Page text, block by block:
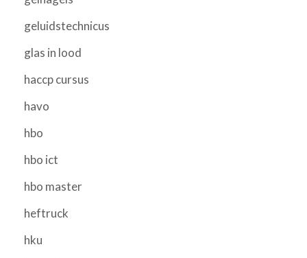
geluidstechnicus
glas in lood
haccp cursus
havo
hbo
hbo ict
hbo master
heftruck
hku